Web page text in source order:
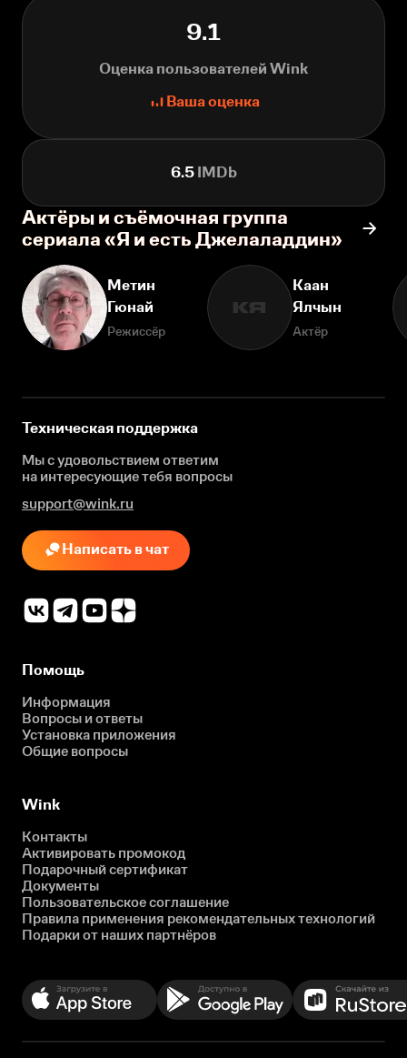
9.1
Оценка пользователей Wink
Ваша оценка
6.5IMDb
Актёры и съёмочная группа
сериала «Я и есть Джелаладдин»
Метин
Гюнай
Режиссёр
КЯ
Каан
Ялчын
Актёр
Техническая поддержка
Мы с удовольствием ответим
на интересующиетебя вопросы
support@wink.ru
Написать в чат
Помощь
Информация
Вопросы и ответы
Установка приложения
Общие вопросы
Wink
Контакты
Активировать промокод
Подарочный сертификат
Документы
Пользовательское соглашение
Правила применения рекомендательных технологий
Подарки от наших партнёров